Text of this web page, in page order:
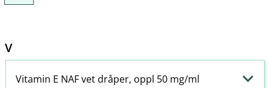
V
Vitamin E NAF vet dråper, oppl 50 mg/ml